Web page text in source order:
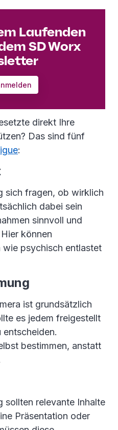
Laufenden
SD Worx
direkt Ihre
Das sind fünf
:
sich fragen, ob wirklich
dabei sein
sinnvoll und
können
psychisch entlastet
ist grundsätzlich
es jedem freigestellt
entscheiden.
bestimmen, anstatt
sollten relevante Inhalte
Präsentation oder